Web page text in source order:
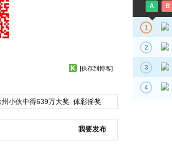
[保存到博客]
州小伙中得639万大奖 体彩摇奖
我要发布
A B
1
2
3
4